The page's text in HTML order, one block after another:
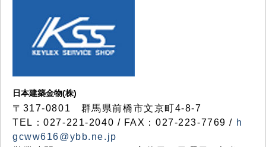
日本建築金物(株)
〒317‐0801 群馬県前橋市文京町4-8-7
TEL：027-221-2040 / FAX：027-223-7769 / h
gcww616@ybb.ne.jp